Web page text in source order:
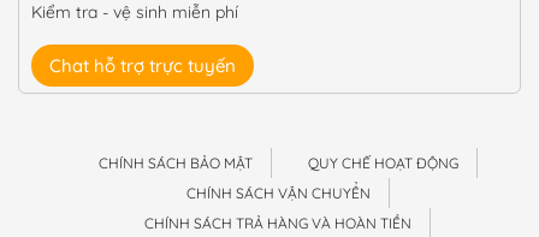
Kiểm tra - vệ sinh miễn phí
Chat hỗ trợ trực tuyến
CHÍNH SÁCH BẢO MẬT
QUY CHẾ HOẠT ĐỘNG
CHÍNH SÁCH VẬN CHUYỂN
CHÍNH SÁCH TRẢ HÀNG VÀ HOÀN TIỀN